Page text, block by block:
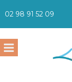
02 98 91 52 09